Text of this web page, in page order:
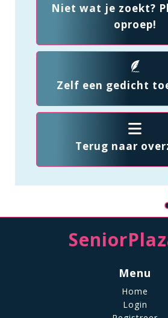
Niet wat je zoekt?
oproep!
Zelf een gedicht
Terug naar
Menu
Home
Login